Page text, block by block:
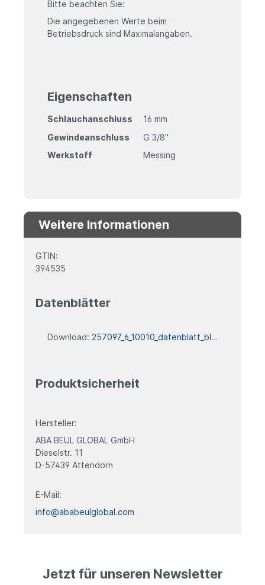
Bitte beachten Sie:
Die angegebenen Werte beim
Betriebsdruck sind Maximalangaben.
Eigenschaften
Schlauchanschluss
16 mm
Gewindeanschluss
G 3/8"
Werkstoff
Messing
Weitere Informationen
GTIN:
394535
Datenblätter
Download: 257097_6_10010_datenblatt_blank
Produktsicherheit
Hersteller:
ABA BEUL GLOBAL GmbH
Dieselstr. 11
D-57439 Attendorn
E-Mail:
info@ababeulglobal.com
Jetzt für unseren Newsletter